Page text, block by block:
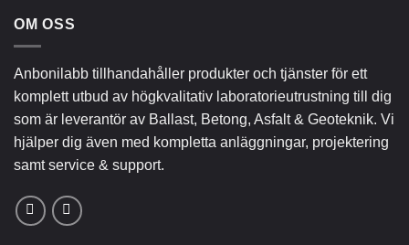
OM OSS
Anbonilabb tillhandahåller produkter och tjänster för ett
komplett utbud av högkvalitativ laboratorieutrustning till dig
som är leverantör av Ballast, Betong, Asfalt & Geoteknik. Vi
hjälper dig även med kompletta anläggningar, projektering
samt service & support.